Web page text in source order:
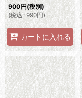
900円(税別)
(税込: 990円)
カートに入れる